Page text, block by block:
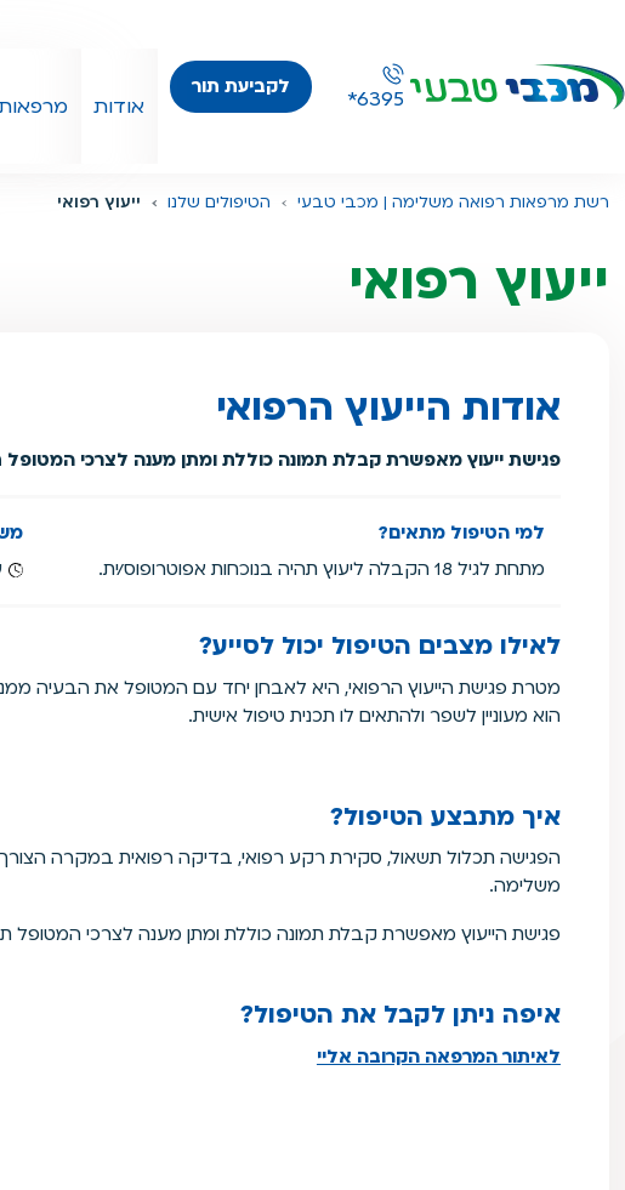
*6395 לקביעת תור
אודות
רשת מרפאות רפואה משלימה | מכבי טבעי הטיפולים שלנו ייעוץ רפואי
ייעוץ רפואי
אודות הייעוץ הרפואי
פגישת ייעוץ מאפשרת קבלת תמונה כוללת ומתן מענה לצרכי המטופל
למי הטיפול מתאים?
מתחת לגיל 18 הקבלה ליעוץ תהיה בנוכחות אפוטרופוס/ית.
לאילו מצבים הטיפול יכול לסייע?
מטרת פגישת הייעוץ הרפואי, היא לאבחן יחד עם המטופל את הבעיה
הוא מעוניין לשפר ולהתאים לו תכנית טיפול אישית.
איך מתבצע הטיפול?
הפגישה תכלול תשאול, סקירת רקע רפואי, בדיקה רפואית במקרה
משלימה.
פגישת הייעוץ מאפשרת קבלת תמונה כוללת ומתן מענה לצרכי המטופל
איפה ניתן לקבל את הטיפול?
לאיתור המרפאה הקרובה אליי